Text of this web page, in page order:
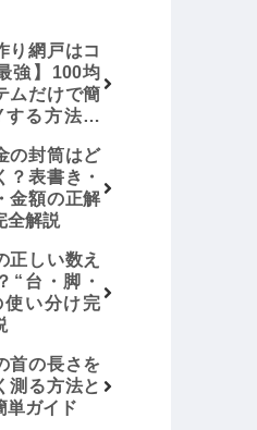
り網戸はコ
強】100均
ムだけで簡
する方法と
の封筒はど
？表書き・
金額の正解
全解説
正しい数え
“台・脚・
使い分け完
首の長さを
測る方法と
単ガイド